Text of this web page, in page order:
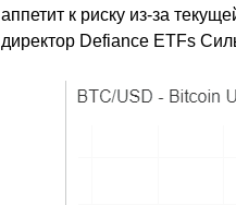
аппетит к риску из-за
директор Defiance ETFs